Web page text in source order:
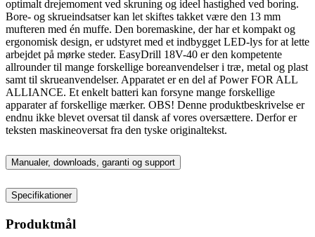
optimalt drejemoment ved skruning og ideel hastighed ved boring.
Bore- og skrueindsatser kan let skiftes takket være den 13 mm
mufteren med én muffe. Den boremaskine, der har et kompakt og
ergonomisk design, er udstyret med et indbygget LED-lys for at lette
arbejdet på mørke steder. EasyDrill 18V-40 er den kompetente
allrounder til mange forskellige boreanvendelser i træ, metal og plast
samt til skrueanvendelser. Apparatet er en del af Power FOR ALL
ALLIANCE. Et enkelt batteri kan forsyne mange forskellige
apparater af forskellige mærker. OBS! Denne produktbeskrivelse er
endnu ikke blevet oversat til dansk af vores oversættere. Derfor er
teksten maskineoversat fra den tyske originaltekst.
Manualer, downloads, garanti og support
Specifikationer
Produktmål